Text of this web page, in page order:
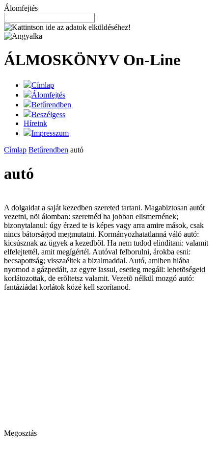
Álomfejtés
ÁLMOSKÖNYV On-Line
Címlap
Álomfejtés
Betűrendben
Beszélgess
Híreink
Impresszum
Címlap Betűrendben autó
autó
A dolgaidat a saját kezedben szereted tartani. Magabiztosan autót
vezetni, nõi álomban: szeretnéd ha jobban elismernének;
bizonytalanul: úgy érzed te is képes vagy arra amire mások, csak
nincs bátorságod megmutatni. Kormányozhatatlanná váló autó:
kicsúsznak az ügyek a kezedbõl. Ha nem tudod elindítani: valamit
elfelejtettél, amit megígértél. Autóval felborulni, árokba esni:
becsapottság; visszaéltek a bizalmaddal. Autó, amiben hiába
nyomod a gázpedált, az egyre lassul, esetleg megáll: lehetõségeid
korlátozottak, de erõltetsz valamit. Vezetõ nélkül mozgó autó:
fantáziádat korlátok közé kell szorítanod.
Megosztás